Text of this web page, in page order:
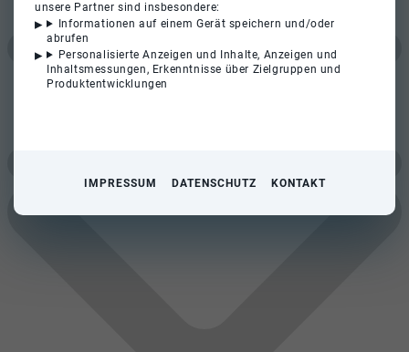
unsere Partner sind insbesondere:
Informationen auf einem Gerät speichern und/oder
abrufen
Personalisierte Anzeigen und Inhalte, Anzeigen und
Inhaltsmessungen, Erkenntnisse über Zielgruppen und
Produktentwicklungen
IMPRESSUM DATENSCHUTZ KONTAKT